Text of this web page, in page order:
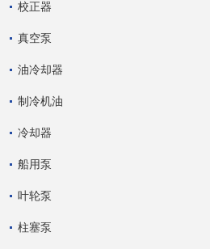
校正器
真空泵
油冷却器
制冷机油
冷却器
船用泵
叶轮泵
柱塞泵